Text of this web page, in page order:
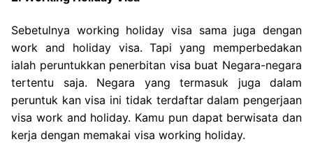
Sebetulnya working holiday visa sama juga dengan
work and holiday visa. Tapi yang memperbedakan
ialah peruntukkan penerbitan visa buat Negara-negara
tertentu saja. Negara yang termasuk juga dalam
peruntuk kan visa ini tidak terdaftar dalam pengerjaan
visa work and holiday. Kamu pun dapat berwisata dan
kerja dengan memakai visa working holiday.